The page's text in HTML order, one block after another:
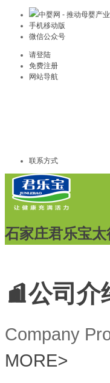
中婴网 - 推动母婴产
手机移动版
微信公众号
请登陆
免费注册
网站导航
联系方式
石家庄君乐宝太
公司介
Company
MORE>